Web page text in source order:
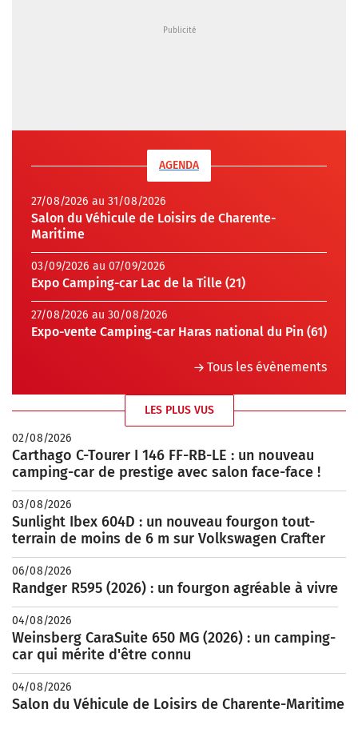
AGENDA
27/08/2026 au 31/08/2026
Salon du Véhicule de Loisirs de Charente-
Maritime
03/09/2026 au 07/09/2026
Expo Camping-car Lac de la Tille (21)
27/08/2026 au 30/08/2026
Expo-vente Camping-car Haras national du Pin (61)
Tous les évènements
LES PLUS VUS
02/08/2026
Carthago C-Tourer I 146 FF-RB-LE : un nouveau
camping-car de prestige avec salon face-face !
03/08/2026
Sunlight Ibex 604D : un nouveau fourgon tout-
terrain de moins de 6 m sur Volkswagen Crafter
06/08/2026
Randger R595 (2026) : un fourgon agréable à vivre
04/08/2026
Weinsberg CaraSuite 650 MG (2026) : un camping-
car qui mérite d'être connu
04/08/2026
Salon du Véhicule de Loisirs de Charente-Maritime